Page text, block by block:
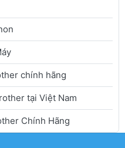
chính hãng
tại Việt Nam
Chính Hãng